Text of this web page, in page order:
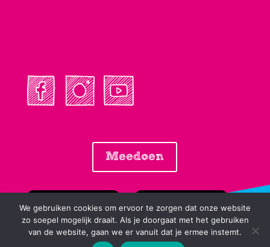
Meedoen
We gebruiken cookies om ervoor te zorgen dat onze website
zo soepel mogelijk draait. Als je doorgaat met het gebruiken
van de website, gaan we er vanuit dat je ermee instemt.